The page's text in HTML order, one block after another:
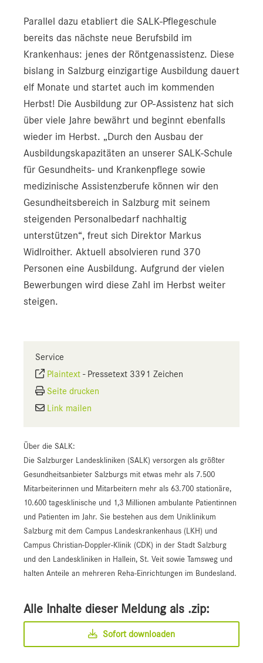
Parallel dazu etabliert die SALK-Pflegeschule
bereits das nächste neue Berufsbild im
Krankenhaus: jenes der Röntgenassistenz. Diese
bislang in Salzburg einzigartige Ausbildung dauert
elf Monate und startet auch im kommenden
Herbst! Die Ausbildung zur OP-Assistenz hat sich
über viele Jahre bewährt und beginnt ebenfalls
wieder im Herbst. „Durch den Ausbau der
Ausbildungskapazitäten an unserer SALK-Schule
für Gesundheits- und Krankenpflege sowie
medizinische Assistenzberufe können wir den
Gesundheitsbereich in Salzburg mit seinem
steigenden Personalbedarf nachhaltig
unterstützen“, freut sich Direktor Markus
Widlroither. Aktuell absolvieren rund 370
Personen eine Ausbildung. Aufgrund der vielen
Bewerbungen wird diese Zahl im Herbst weiter
steigen.
Service
Plaintext - Pressetext 3391 Zeichen
Seite drucken
Link mailen
Über die SALK:
Die Salzburger Landeskliniken (SALK) versorgen als größter
Gesundheitsanbieter Salzburgs mit etwas mehr als 7.500
Mitarbeiterinnen und Mitarbeitern mehr als 63.700 stationäre,
10.600 tagesklinische und 1,3 Millionen ambulante Patientinnen
und Patienten im Jahr. Sie bestehen aus dem Uniklinikum
Salzburg mit dem Campus Landeskrankenhaus (LKH) und
Campus Christian-Doppler-Klinik (CDK) in der Stadt Salzburg
und den Landeskliniken in Hallein, St. Veit sowie Tamsweg und
halten Anteile an mehreren Reha-Einrichtungen im Bundesland.
Alle Inhalte dieser Meldung als .zip:
Sofort downloaden